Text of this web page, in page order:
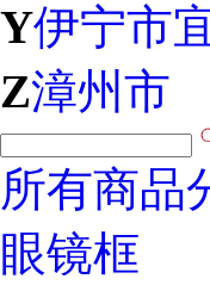
Y伊宁市
Z漳州市
所有商品
眼镜框